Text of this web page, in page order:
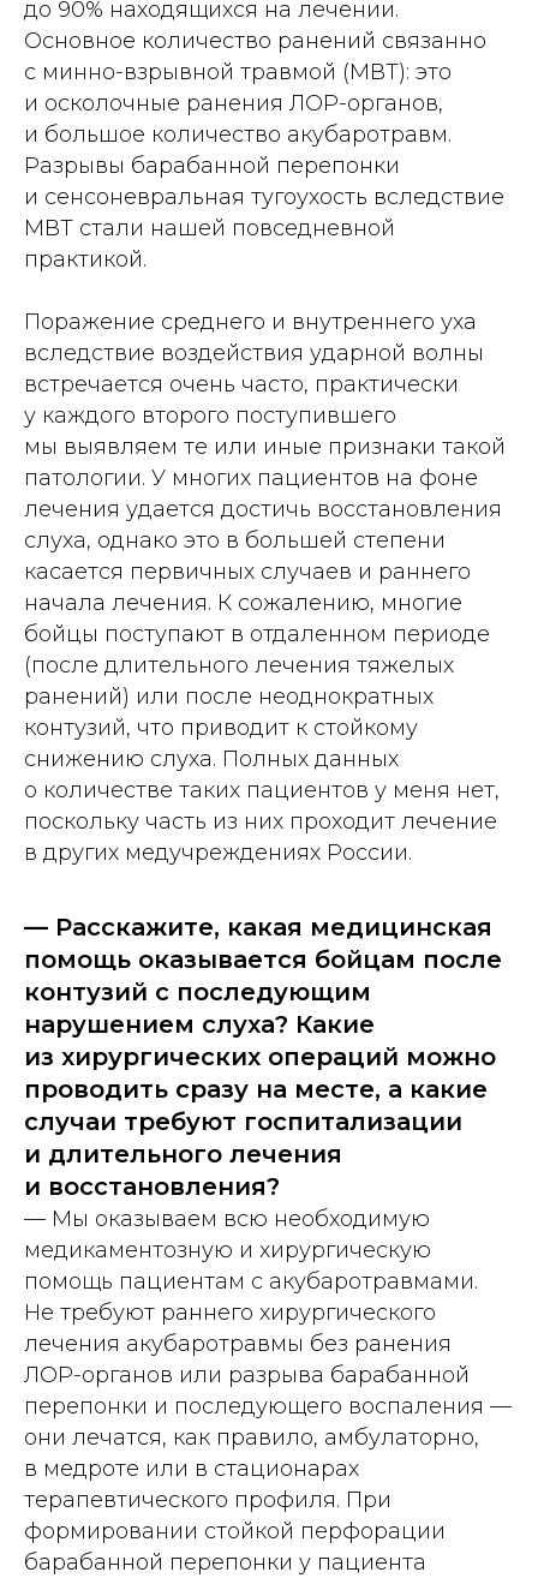
до 90% находящихся на лечении.
Основное количество ранений связанно
с минно-­взрывной травмой (МВТ): это
и осколочные ранения ЛОР-органов,
и большое количество акубаротравм.
Разрывы барабанной перепонки
и сенсоневральная тугоухость вследствие
МВТ стали нашей повседневной
практикой.
Поражение среднего и внутреннего уха
вследствие воздействия ударной волны
встречается очень часто, практически
у каждого второго поступившего
мы выявляем те или иные признаки такой
патологии. У многих пациентов на фоне
лечения удается достичь восстановления
слуха, однако это в большей степени
касается первичных случаев и раннего
начала лечения. К сожалению, многие
бойцы поступают в отдаленном периоде
(после длительного лечения тяжелых
ранений) или после неоднократных
контузий, что приводит к стойкому
снижению слуха. Полных данных
о количестве таких пациентов у меня нет,
поскольку часть из них проходит лечение
в других медучреждениях России.
— Расскажите, какая медицинская
помощь оказывается бойцам после
контузий с последующим
нарушением слуха? Какие
из хирургических операций можно
проводить сразу на месте, а какие
случаи требуют госпитализации
и длительного лечения
и восстановления?
— Мы оказываем всю необходимую
медикаментозную и хирургическую
помощь пациентам с акубаротравмами.
Не требуют раннего хирургического
лечения акубаротравмы без ранения
ЛОР-органов или разрыва барабанной
перепонки и последующего воспаления —
они лечатся, как правило, амбулаторно,
в медроте или в стационарах
терапевтического профиля. При
формировании стойкой перфорации
барабанной перепонки у пациента